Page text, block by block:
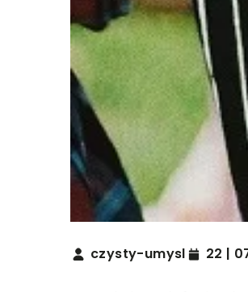
czysty-umysl 22 |